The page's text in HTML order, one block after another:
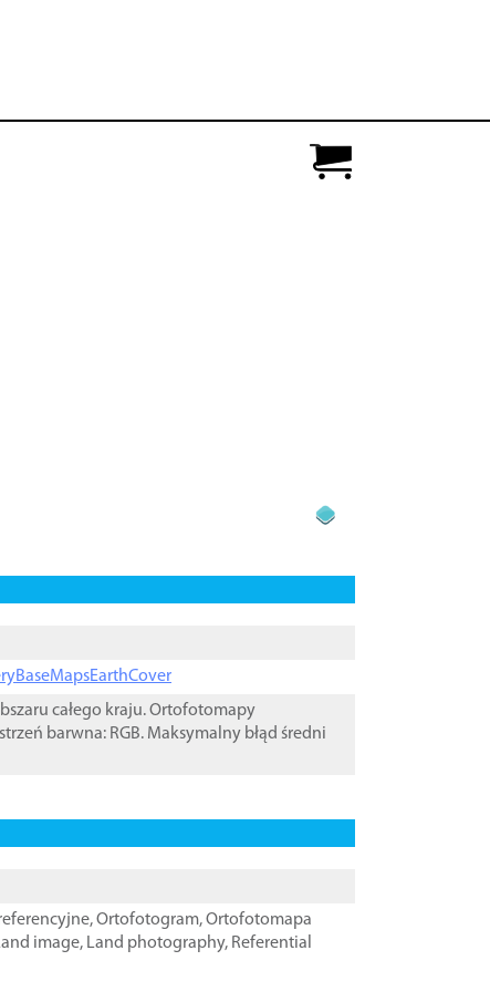
całego kraju. Ortofotomapy
barwna: RGB. Maksymalny błąd średni
,Ortofotogram,Ortofotomapa
image, Land photography, Referential